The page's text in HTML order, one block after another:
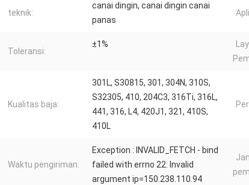
teknik:
canai dingin, canai dingin canai
panas
Toleransi:
±1%
Kualitas baja:
301L, S30815, 301, 304N, 310S,
S32305, 410, 204C3, 316Ti, 316L,
441, 316, L4, 420J1, 321, 410S,
410L
Waktu pengiriman:
Exception : INVALID_FETCH - bind
failed with errno 22: Invalid
argument ip=150.238.110.94